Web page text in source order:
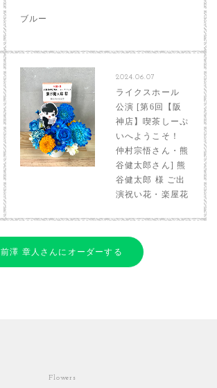
ブルー
2024.06.07
ライクスホール
公演 [第6回【阪
神店】喫茶しーぷ
いへようこそ！
仲村宗悟さん・熊
谷健太郎さん] 熊
谷健太郎 様 ご出
演祝い花・楽屋花
前澤 章人さんにオーダーする
Flowers